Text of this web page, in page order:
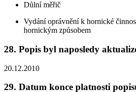
Důlní měřič
Vydání oprávnění k hornické
hornickým způsobem
28. Popis byl naposledy
20.12.2010
29. Datum konce platnosti